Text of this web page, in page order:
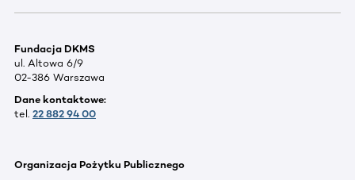
Fundacja DKMS
ul. Altowa 6/9
02-386 Warszawa
Dane kontaktowe:
tel. 22 882 94 00
Organizacja Pożytku Publicznego